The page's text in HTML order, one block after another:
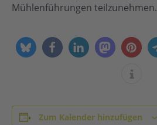
Mühlenführungen teilzunehmen.
Zum Kalender hinzufügen